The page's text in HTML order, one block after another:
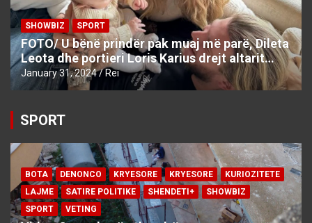
SHOWBIZ SPORT
FOTO/ U bënë prindër pak muaj më parë, Dileta
Leota dhe portieri Loris Karius drejt altarit…
January 31, 2024 Rei
SPORT
BOTA DENONCO KRYESORE KRYESORE
KURIOZITETE
LAJME
SATIRE POLITIKE SHENDETI+
SHOWBIZ
SPORT
VETING